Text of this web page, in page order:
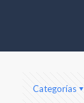
Categorías